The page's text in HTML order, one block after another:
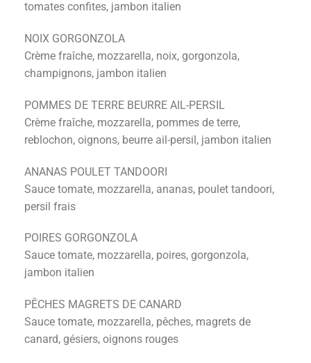
tomates confites, jambon italien
NOIX GORGONZOLA
Crème fraîche, mozzarella, noix, gorgonzola,
champignons, jambon italien
POMMES DE TERRE BEURRE AIL-PERSIL
Crème fraîche, mozzarella, pommes de terre,
reblochon, oignons, beurre ail-persil, jambon italien
ANANAS POULET TANDOORI
Sauce tomate, mozzarella, ananas, poulet tandoori,
persil frais
POIRES GORGONZOLA
Sauce tomate, mozzarella, poires, gorgonzola,
jambon italien
PÊCHES MAGRETS DE CANARD
Sauce tomate, mozzarella, pêches, magrets de
canard, gésiers, oignons rouges